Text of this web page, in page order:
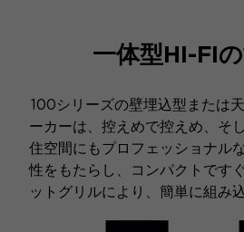
一体型HI-FI
100シリーズの壁埋込型または
ーカーは、控えめで控えめ、そ
住空間にもプロフェッショナル
性をもたらし、コンパクトです
ットグリルにより、簡単に組み